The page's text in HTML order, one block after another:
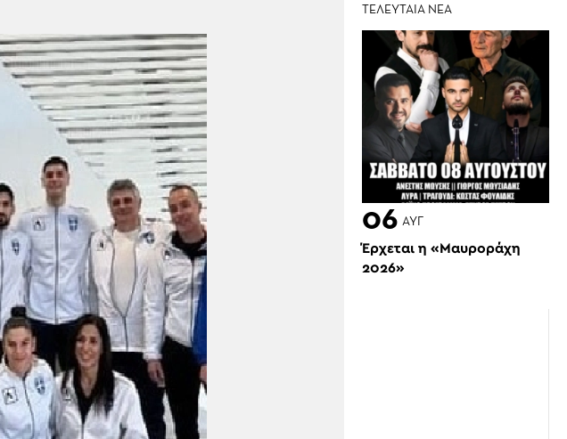
ΤΕΛΕΥΤΑΙΑ ΝΕΑ
06 ΑΥΓ
Έρχεται η «Μαυροράχη
2026»